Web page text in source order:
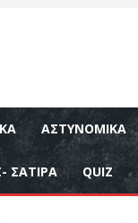
ΑΣΤΥΝΟΜΙΚΆ
ΣΑΤΙΡΑ QUIZ